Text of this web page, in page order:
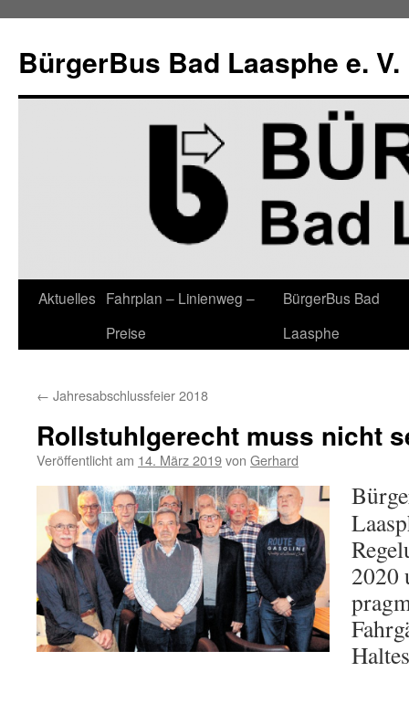
springen
BürgerBus Bad Laasphe e. V.
Aktuelles Fahrplan – Linienweg –
Preise
BürgerBus Bad
Laasphe
← Jahresabschlussfeier 2018
Rollstuhlgerecht muss nicht
Veröffentlicht am 14. März 2019von Gerhard
2020